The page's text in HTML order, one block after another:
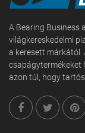
A Bearing Business
világkereskedelmi
a keresett
csapágytermékeket
azon túl, hogy